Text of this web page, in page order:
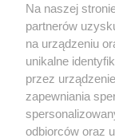
Na naszej
partnerów
na urządzeniu
unikalne
przez
zapewniania
odbiorców oraz